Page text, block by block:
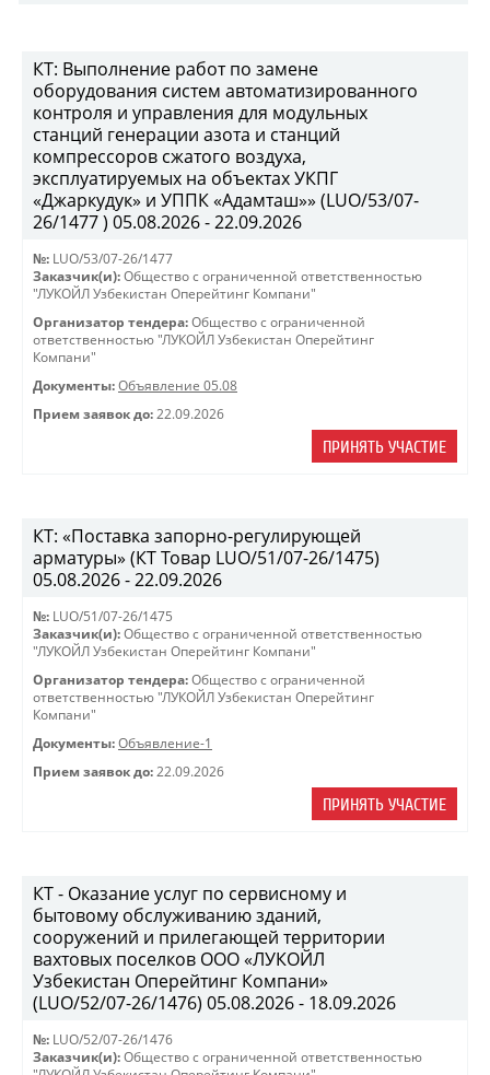
КТ: Выполнение работ по замене
оборудования систем автоматизированного
контроля и управления для модульных
станций генерации азота и станций
компрессоров сжатого воздуха,
эксплуатируемых на объектах УКПГ
«Джаркудук» и УППК «Адамташ»» (LUO/53/07-
26/1477 ) 05.08.2026 - 22.09.2026
№: LUO/53/07-26/1477
Заказчик(и): Общество с ограниченной ответственностью
"ЛУКОЙЛ Узбекистан Оперейтинг Компани"
Организатор тендера: Общество с ограниченной
ответственностью "ЛУКОЙЛ Узбекистан Оперейтинг
Компани"
Документы: Объявление 05.08
Прием заявок до: 22.09.2026
ПРИНЯТЬ УЧАСТИЕ
КТ: «Поставка запорно-регулирующей
арматуры» (КТ Товар LUO/51/07-26/1475)
05.08.2026 - 22.09.2026
№: LUO/51/07-26/1475
Заказчик(и): Общество с ограниченной ответственностью
"ЛУКОЙЛ Узбекистан Оперейтинг Компани"
Организатор тендера: Общество с ограниченной
ответственностью "ЛУКОЙЛ Узбекистан Оперейтинг
Компани"
Документы: Объявление-1
Прием заявок до: 22.09.2026
ПРИНЯТЬ УЧАСТИЕ
КТ - Оказание услуг по сервисному и
бытовому обслуживанию зданий,
сооружений и прилегающей территории
вахтовых поселков ООО «ЛУКОЙЛ
Узбекистан Оперейтинг Компани»
(LUO/52/07-26/1476) 05.08.2026 - 18.09.2026
№: LUO/52/07-26/1476
Заказчик(и): Общество с ограниченной ответственностью